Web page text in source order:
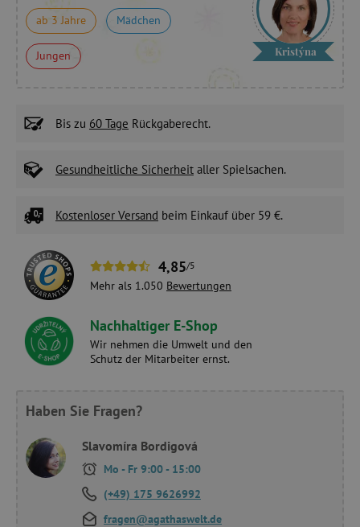
ab 3 Jahre Mädchen
Jungen Kristýna
Bis zu 60 Tage Rückgaberecht.
Gesundheitliche Sicherheit aller Spielsachen.
Kostenloser Versand beim Einkauf über 59 €.
4,85/5
Mehr als 1.050 Bewertungen
Nachhaltiger E-Shop
Wir nehmen die Umwelt und den
Schutz der Mitarbeiter ernst.
Haben Sie Fragen?
Slavomíra Bordigová
Mo - Fr 9:00 - 15:00
(+49) 175 9626992
fragen@agathaswelt.de